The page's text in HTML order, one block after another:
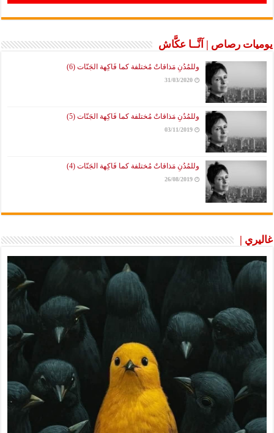
يوميات رصاص | آنَّــا عكَّاش
وللمُدُنِ مَذاقاتٌ مُختلفة كما فَاكِهة الجَنّات (6)
31/03/2020
وللمُدُنِ مَذاقاتٌ مُختلفة كما فَاكِهة الجَنّات (5)
03/11/2019
وللمُدُنِ مَذاقاتٌ مُختلفة كما فَاكِهة الجَنّات (4)
26/08/2019
غاليري |